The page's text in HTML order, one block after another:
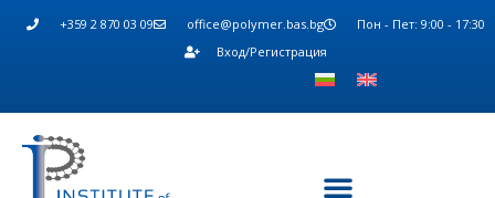
+359 2 870 03 09 office@polymer.bas.bg
Пон - Пет: 9:00 - 17:30
Вход/Регистрация